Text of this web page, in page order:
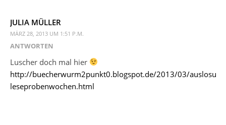
JULIA MÜLLER
MÄRZ 28, 2013 UM 1:51 P.M.
ANTWORTEN
Luscher doch mal hier
http://buecherwurm2punkt0.blogspot.de/2013/03/
leseprobenwochen.html